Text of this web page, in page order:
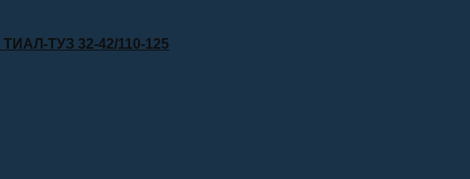
ТИАЛ-ТУЗ 32-42/110-125